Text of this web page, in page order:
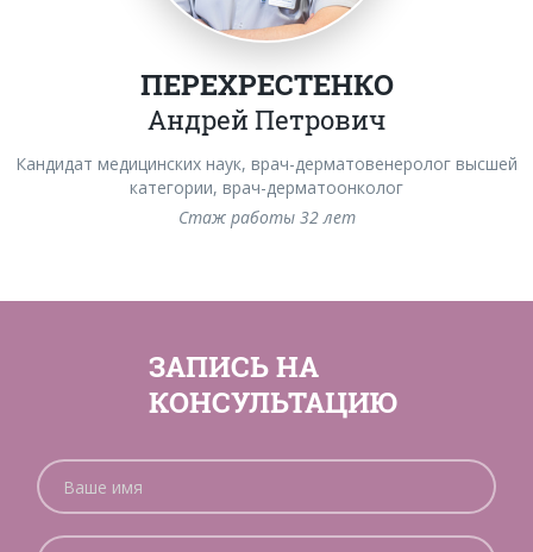
ПЕРЕХРЕСТЕНКО
Андрей Петрович
Кандидат медицинских наук, врач-дерматовенеролог высшей
категории, врач-дерматоонколог
Стаж работы 32 лет
ЗАПИСЬ НА
КОНСУЛЬТАЦИЮ